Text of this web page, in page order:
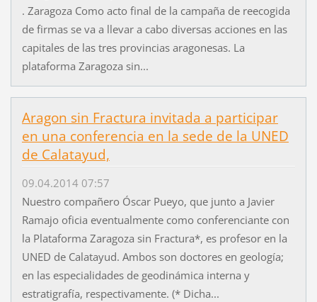
. Zaragoza Como acto final de la campaña de reecogida
de firmas se va a llevar a cabo diversas acciones en las
capitales de las tres provincias aragonesas. La
plataforma Zaragoza sin...
Aragon sin Fractura invitada a participar
en una conferencia en la sede de la UNED
de Calatayud,
09.04.2014 07:57
Nuestro compañero Óscar Pueyo, que junto a Javier
Ramajo oficia eventualmente como conferenciante con
la Plataforma Zaragoza sin Fractura*, es profesor en la
UNED de Calatayud. Ambos son doctores en geología;
en las especialidades de geodinámica interna y
estratigrafía, respectivamente. (* Dicha...